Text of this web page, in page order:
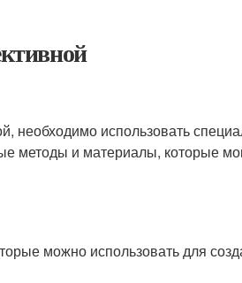
необходимо использовать
методы и материалы, которые
можно использовать для